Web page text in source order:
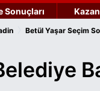
Sonuçları
Betül Yaşar Seçim